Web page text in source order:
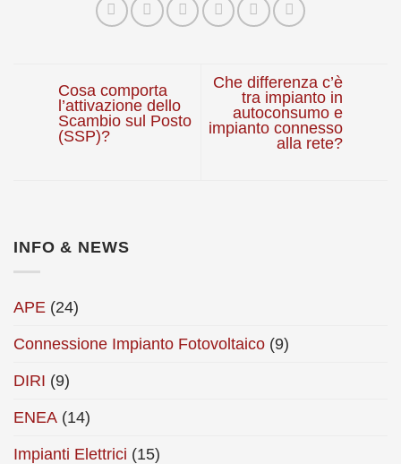
Cosa comporta
l’attivazione dello
Scambio sul Posto
(SSP)?
Che differenza c’è
tra impianto in
autoconsumo e
impianto connesso
alla rete?
INFO & NEWS
APE (24)
Connessione Impianto Fotovoltaico (9)
DIRI (9)
ENEA (14)
Impianti Elettrici (15)